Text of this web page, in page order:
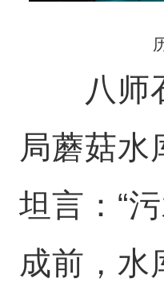
八师石
局蘑菇水
坦言：“
成前，水